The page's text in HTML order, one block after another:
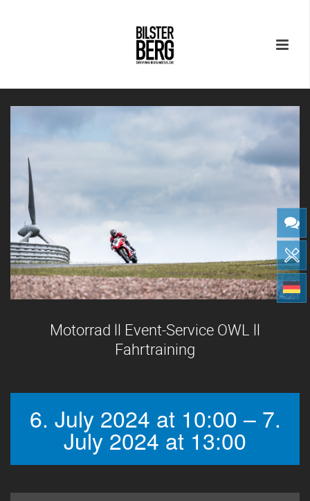
Motorrad ll Event-Service OWL ll
Fahrtraining
6. July 2024 at 10:00 – 7.
July 2024 at 13:00